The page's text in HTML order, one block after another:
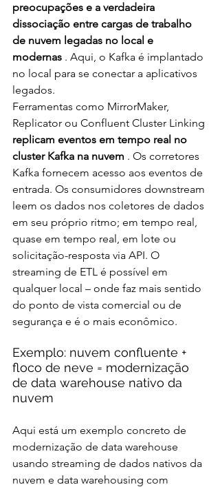
preocupações e a verdadeira
dissociação entre cargas de trabalho
de nuvem legadas no local e
modernas . Aqui, o Kafka é implantado
no local para se conectar a aplicativos
legados.
Ferramentas como MirrorMaker,
Replicator ou Confluent Cluster Linking
replicam eventos em tempo real no
cluster Kafka na nuvem . Os corretores
Kafka fornecem acesso aos eventos de
entrada. Os consumidores downstream
leem os dados nos coletores de dados
em seu próprio ritmo; em tempo real,
quase em tempo real, em lote ou
solicitação-resposta via API. O
streaming de ETL é possível em
qualquer local – onde faz mais sentido
do ponto de vista comercial ou de
segurança e é o mais econômico.
Exemplo: nuvem confluente +
floco de neve = modernização
de data warehouse nativo da
nuvem
Aqui está um exemplo concreto de
modernização de data warehouse
usando streaming de dados nativos da
nuvem e data warehousing com